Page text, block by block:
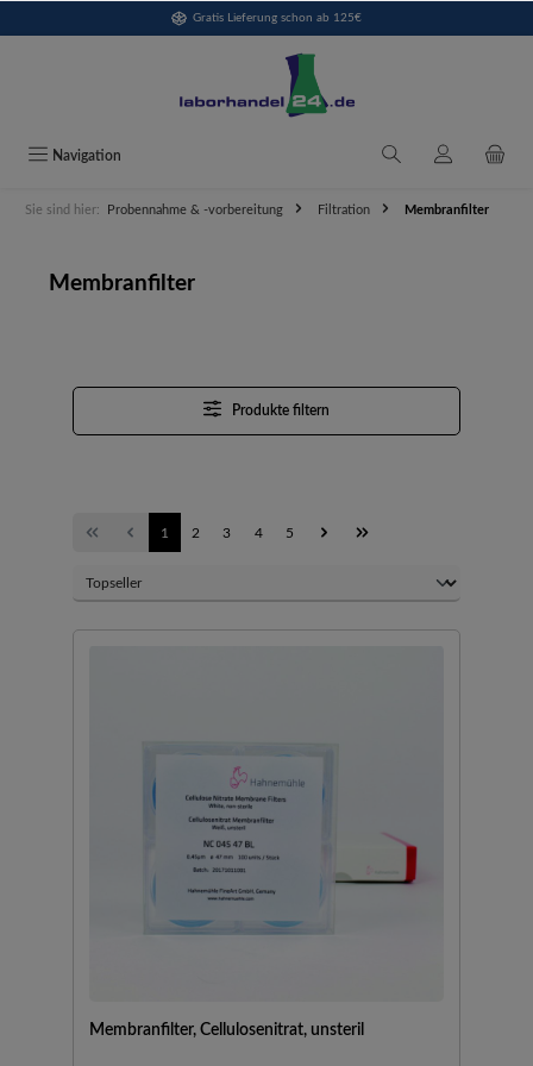
Gratis Lieferung schon ab 125€
Navigation
Sie sind hier: Probennahme & -vorbereitung Filtration Membranfilter
Membranfilter
Produkte filtern
1 2 3 4 5
Membranfilter, Cellulosenitrat, unsteril